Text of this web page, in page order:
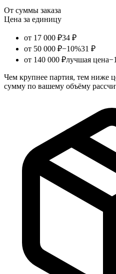
От суммы заказа
Цена за единицу
от 17 000 ₽34 ₽
от 50 000 ₽−10%31 ₽
от 140 000 ₽лучшая цена
Чем крупнее партия, тем ниже
сумму по вашему объёму